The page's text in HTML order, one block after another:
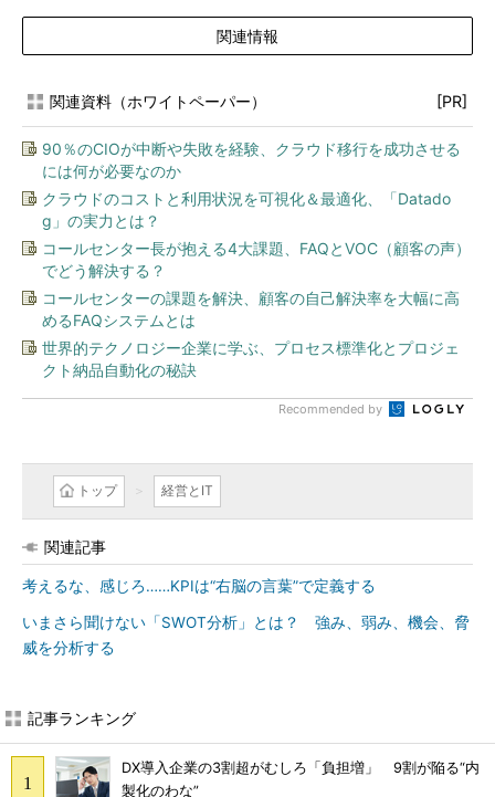
関連情報
関連資料（ホワイトペーパー） [PR]
90％のCIOが中断や失敗を経験、クラウド移行を成功させる
には何が必要なのか
クラウドのコストと利用状況を可視化＆最適化、「Datado
g」の実力とは？
コールセンター長が抱える4大課題、FAQとVOC（顧客の声）
でどう解決する？
コールセンターの課題を解決、顧客の自己解決率を大幅に高
めるFAQシステムとは
世界的テクノロジー企業に学ぶ、プロセス標準化とプロジェ
クト納品自動化の秘訣
Recommended by
トップ 経営とIT
関連記事
考えるな、感じろ……KPIは“右脳の言葉”で定義する
いまさら聞けない「SWOT分析」とは？ 強み、弱み、機会、脅
威を分析する
記事ランキング
DX導入企業の3割超がむしろ「負担増」 9割が陥る“内
製化のわな”